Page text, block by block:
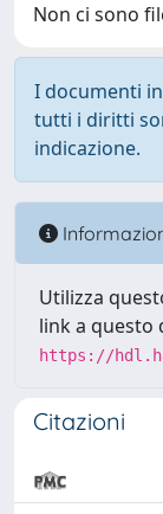
Non ci sono
I documenti
tutti i diritti
indicazione.
Utilizza
link a questo
https://
Citazioni